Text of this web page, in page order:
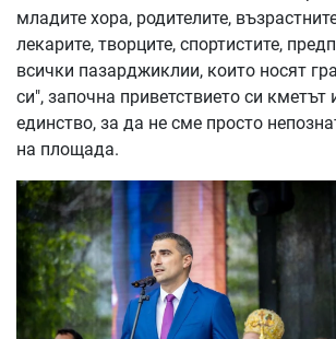
младите хора, родителите,
лекарите, творците, спортистите,
всички пазарджиклии, които носят
си", започна приветствието си кметът
единство, за да не сме просто
на площада.